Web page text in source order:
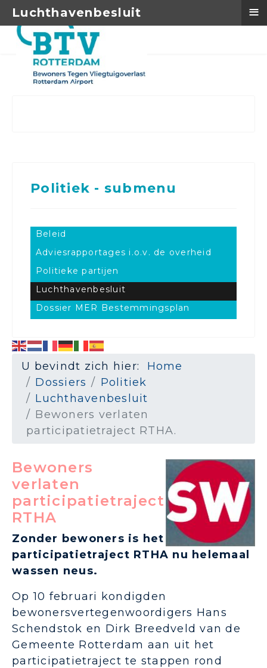
Politiek - submenu
Beleid
Adviesrapportages i.o.v. de overheid
Politieke partijen
Luchthavenbesluit
Dossier MER Bestemmingsplan
U bevindt zich hier: Home
Dossiers
Politiek
Luchthavenbesluit
Bewoners verlaten
participatietraject RTHA.
Bewoners
verlaten
participatietraject
RTHA
Zonder bewoners is het
participatietraject RTHA nu helemaal
wassen neus.
Op 10 februari kondigden
bewonersvertegenwoordigers Hans
Schendstok en Dirk Breedveld van de
Gemeente Rotterdam aan uit het
participatietraject te stappen rond
Luchthavenbesluit ≡